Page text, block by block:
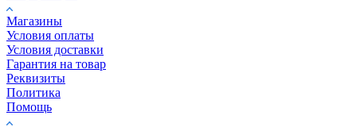
Магазины
Условия оплаты
Условия доставки
Гарантия на товар
Реквизиты
Политика
Помощь